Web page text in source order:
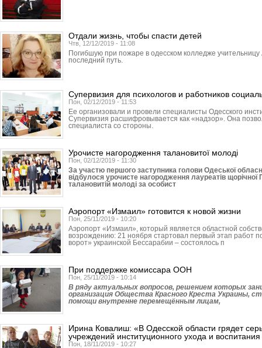
Отдали жизнь, чтобы спасти детей
Чтв, 12/12/2019 - 11:08
Погибшую при пожаре в одесском колледже
последний путь.
Супервизия для психологов и работников
Пон, 02/12/2019 - 11:53
Ее организовали и провели специалисты Одесского
Супервизия расшифровывается как «надзор». Она
специалиста со стороны.
Урочисте нагородження талановитої молоді
Пон, 02/12/2019 - 11:30
За участю першого заступника голови Одеської
відбулося урочисте нагородження лауреатів щорічної
талановитій молоді за особист
Аэропорт «Измаил» готовится к новой жизни
Пон, 25/11/2019 - 10:20
Аэропорт «Измаил», который является областной
возрождению: 21 ноября стартовал первый этап работ
ворот» украинской Бессарабии – состоялось п
При поддержке комиссара ООН
Пон, 25/11/2019 - 10:14
В ряду актуальных вопросов, решением которых
организация Общества Красного Креста Украины,
помощи внутренне перемещённым лицам,
Ирина Ковалиш: «В Одесской области грядет
учреждений институционного ухода и
Пон, 18/11/2019 - 10:27